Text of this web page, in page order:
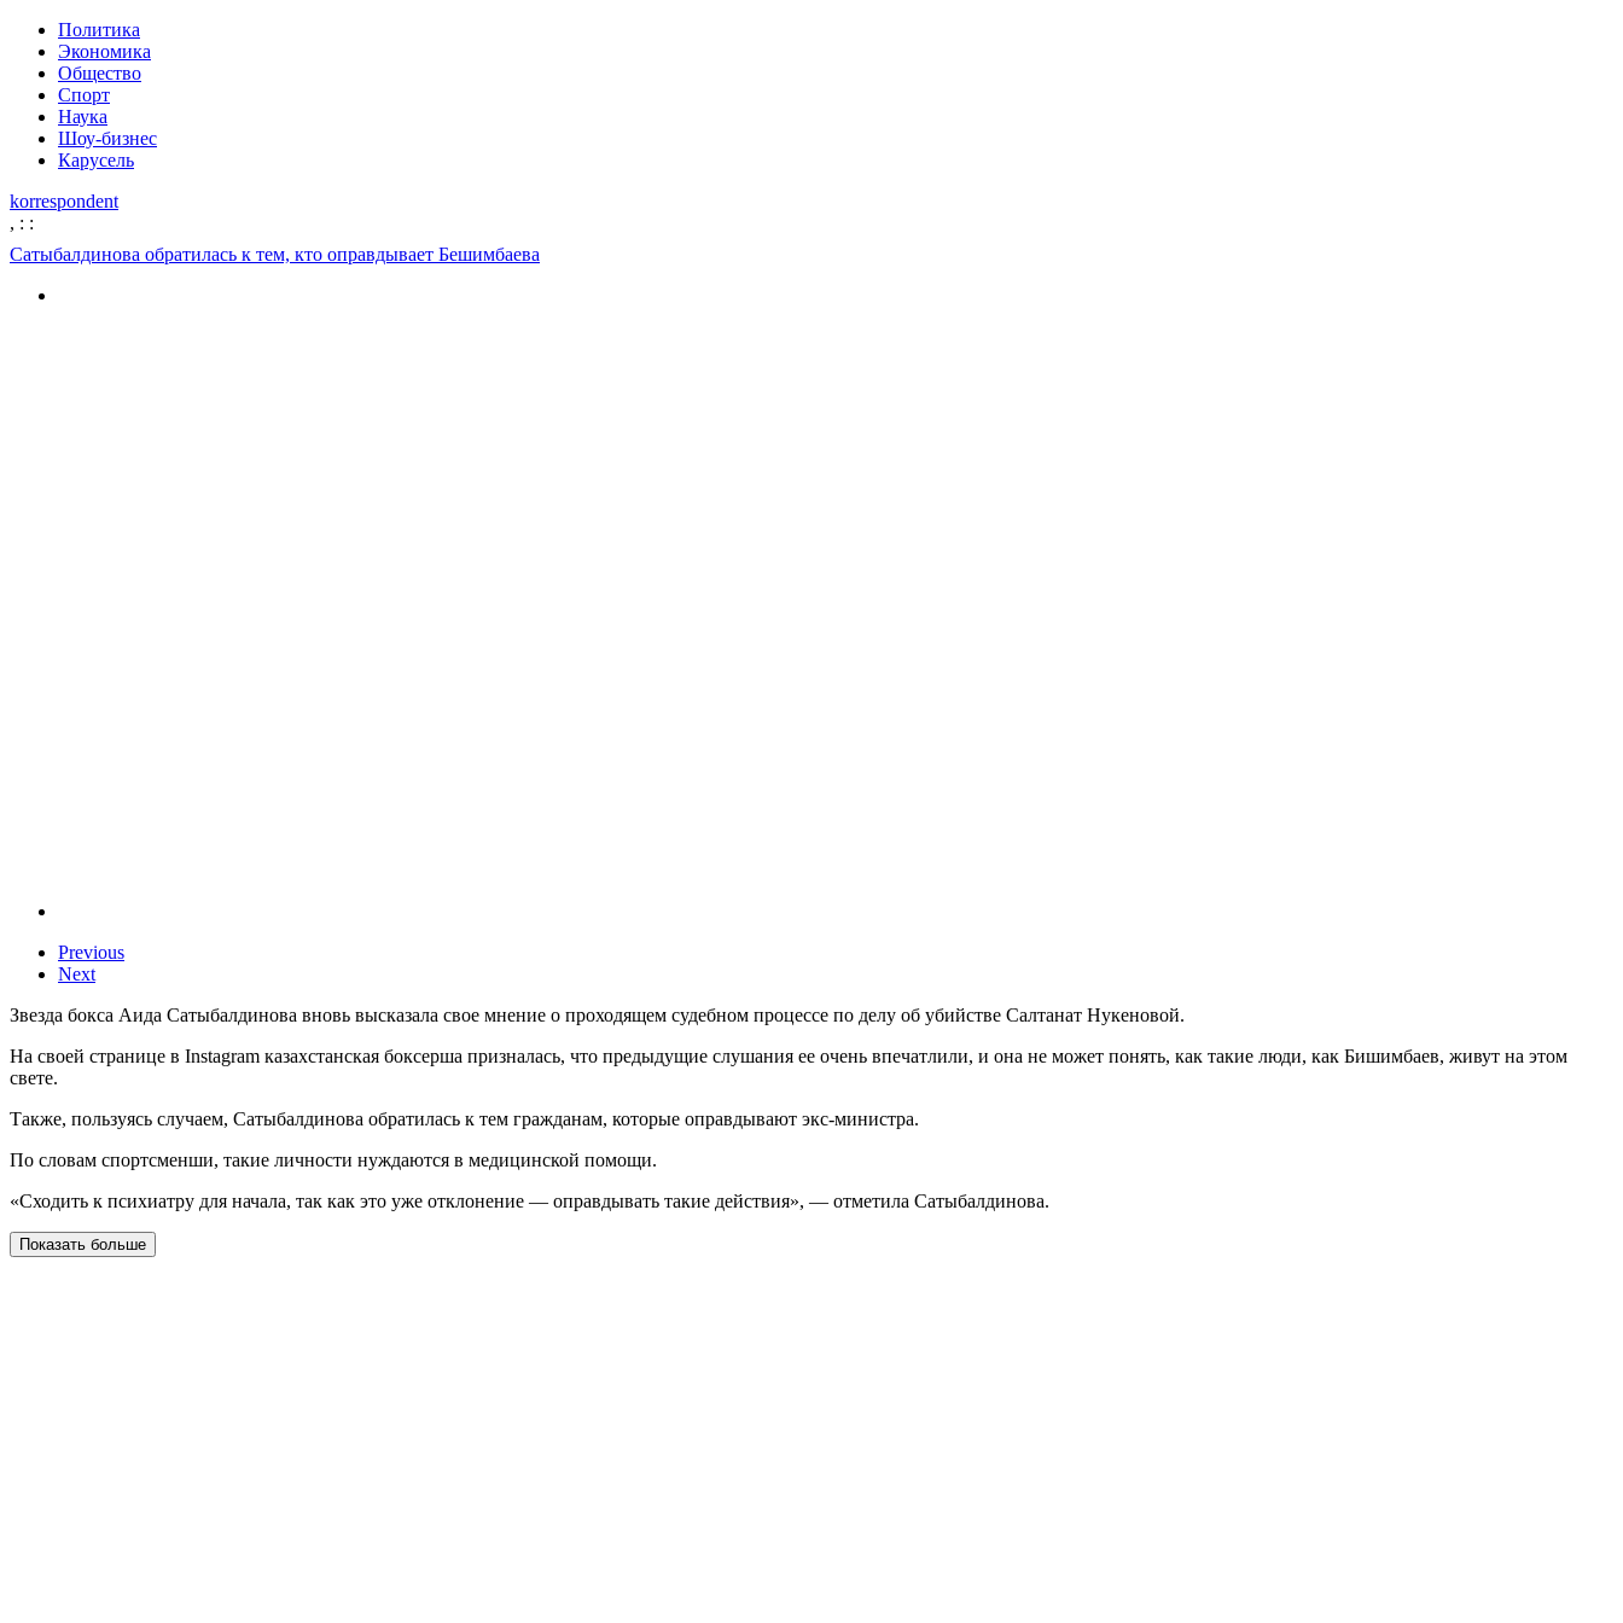
Политика
Экономика
Общество
Спорт
Наука
Шоу-бизнес
Карусель
korrespondent
, : :
Сатыбалдинова обратилась к тем, кто оправдывает Бешимбаева
Previous
Next
Звезда бокса Аида Сатыбалдинова вновь высказала свое мнение о проходящем судебном процессе по делу об убийстве Салтанат Нукеновой.
На своей странице в Instagram казахстанская боксерша призналась, что предыдущие слушания ее очень впечатлили, и она не может понять, как такие люди, как Бишимбаев, живут на этом
свете.
Также, пользуясь случаем, Сатыбалдинова обратилась к тем гражданам, которые оправдывают экс-министра.
По словам спортсменши, такие личности нуждаются в медицинской помощи.
«Сходить к психиатру для начала, так как это уже отклонение — оправдывать такие действия», — отметила Сатыбалдинова.
Показать больше